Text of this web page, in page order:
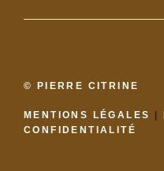
© PIERRE CITRINE
MENTIONS LÉGALES
CONFIDENTIALITÉ